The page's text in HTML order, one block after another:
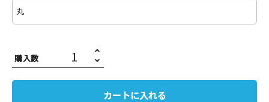
JAMグッズ
在庫限り
購入数
カートに入れる